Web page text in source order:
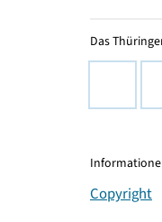
Das
Copyright